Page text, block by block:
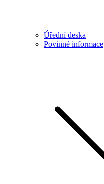
Úřední deska
Povinné informace